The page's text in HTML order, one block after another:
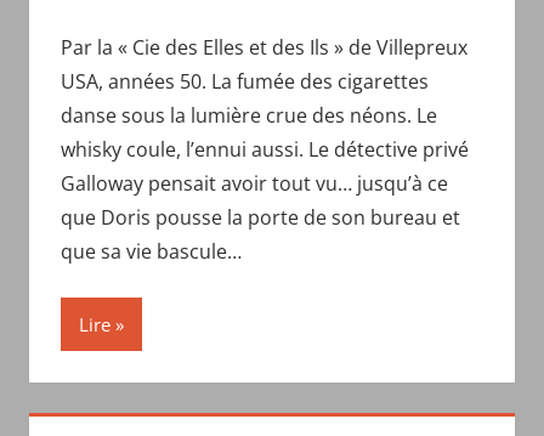
Par la « Cie des Elles et des Ils » de Villepreux
USA, années 50. La fumée des cigarettes
danse sous la lumière crue des néons. Le
whisky coule, l’ennui aussi. Le détective privé
Galloway pensait avoir tout vu… jusqu’à ce
que Doris pousse la porte de son bureau et
que sa vie bascule…
Lire